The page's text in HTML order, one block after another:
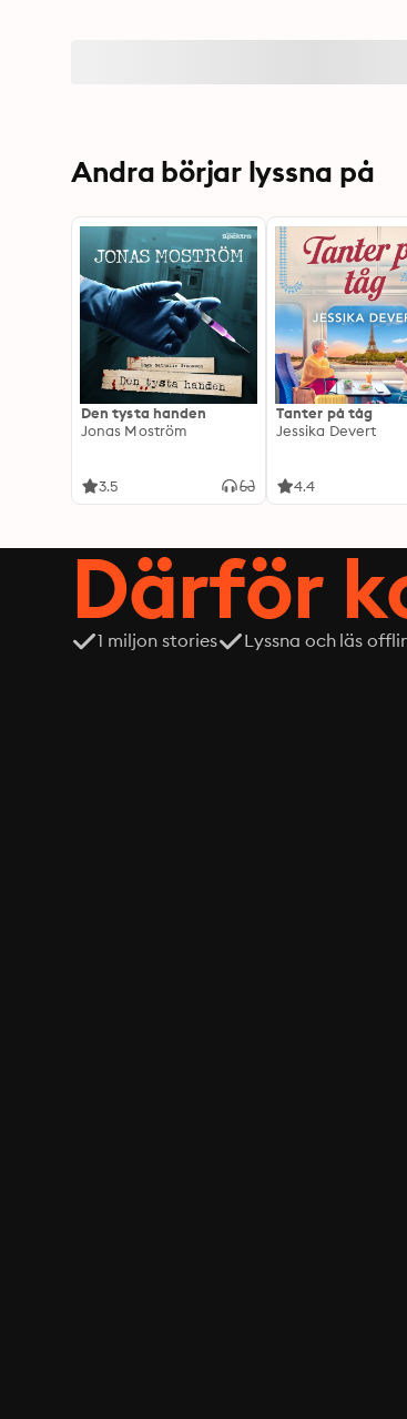
Andra börjar lyssna på
Den tysta handen
Jonas Moström
3.5
Tanter på tåg
Jessika Devert
4.4
Därför
1 miljon stories Lyssna och läs